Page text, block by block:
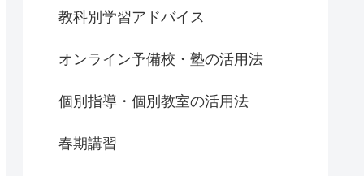
教科別学習アドバイス
オンライン予備校・塾の活用法
個別指導・個別教室の活用法
春期講習